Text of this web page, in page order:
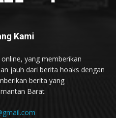
Kami
yang memberikan
jauh dari berita hoaks dengan
berita yang
Barat